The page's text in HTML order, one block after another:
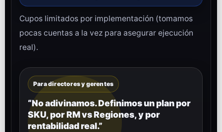
Cupos limitados por implementación (tomamos
pocas cuentas a la vez para asegurar ejecución
real).
Para directores y gerentes
“No adivinamos. Definimos un plan por
SKU, por RM vs Regiones, y por
rentabilidad real.”